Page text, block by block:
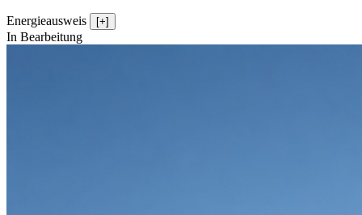
Energieausweis [+]
In Bearbeitung